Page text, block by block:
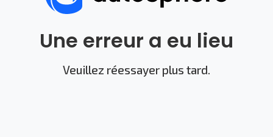
Une erreur a eu lieu
Veuillez réessayer plus tard.